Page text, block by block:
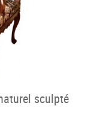
sculpté